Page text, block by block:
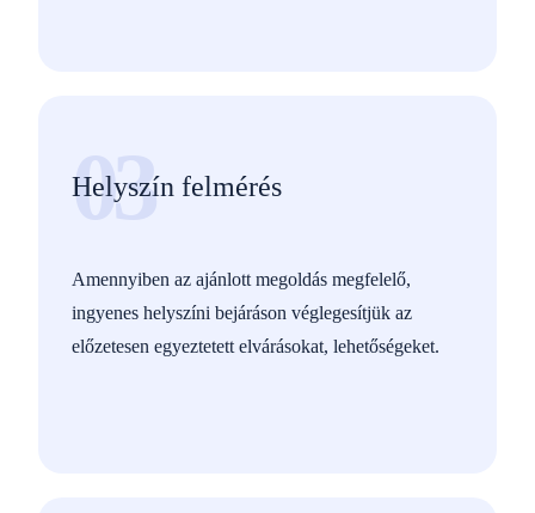
03
Helyszín felmérés
Amennyiben az ajánlott megoldás megfelelő,
ingyenes helyszíni bejáráson véglegesítjük az
előzetesen egyeztetett elvárásokat, lehetőségeket.